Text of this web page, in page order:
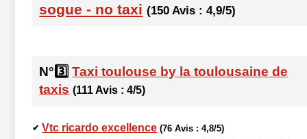
sogue - no taxi (150 Avis : 4,9/5)
N°3️⃣Taxi toulouse by la toulousaine de
taxis (111 Avis : 4/5)
✔ Vtc ricardo excellence (76 Avis : 4,8/5)